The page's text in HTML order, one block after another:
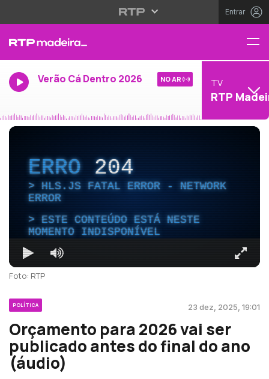
Entrar
Verão Cá Dentro 2026 NO AR TV
RTP
ERRO204
HLS.JS FATAL ERROR - NETWORK
ERROR
ESTE CONTEÚDO ESTÁ NESTE
MOMENTO INDISPONÍVEL
Foto: RTP
POLÍTICA 23 dez, 2025, 19:01
Orçamento para 2026 vai ser
publicado antes do final do ano
(áudio)